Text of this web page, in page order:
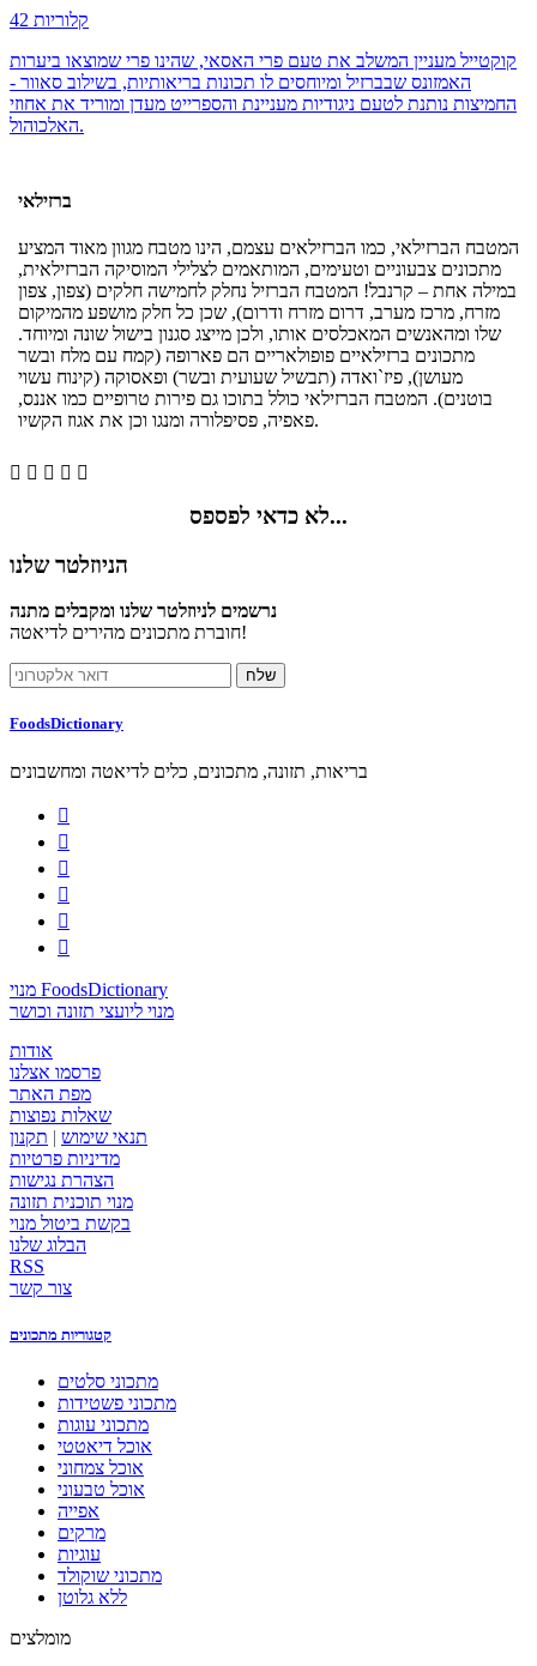
42 קלוריות
קוקטייל מעניין המשלב את טעם פרי האסאי, שהינו פרי שמוצאו ביערות
האמזונס שבברזיל ומיוחסים לו תכונות בריאותיות, בשילוב סאוור -
החמיצות נותנת לטעם ניגודיות מעניינת והספרייט מעדן ומוריד את אחוזי
האלכוהול.
ברזילאי
המטבח הברזילאי, כמו הברזילאים עצמם, הינו מטבח מגוון מאוד המציע
מתכונים צבעוניים וטעימים, המותאמים לצלילי המוסיקה הברזילאית,
במילה אחת – קרנבל! המטבח הברזיל נחלק לחמישה חלקים (צפון, צפון
מזרח, מרכז מערב, דרום מזרח ודרום), שכן כל חלק מושפע מהמיקום
שלו ומהאנשים המאכלסים אותו, ולכן מייצג סגנון בישול שונה ומיוחד.
מתכונים ברזילאיים פופולאריים הם פארופה (קמח עם מלח ובשר
מעושן), פיז`ואדה (תבשיל שעועית ובשר) ופאסוקה (קינוח עשוי
בוטנים). המטבח הברזילאי כולל בתוכו גם פירות טרופיים כמו אננס,
פאפיה, פסיפלורה ומנגו וכן את אגוז הקשיו.
    
לא כדאי לפספס...
הניוזלטר שלנו
נרשמים לניוזלטר שלנו ומקבלים מתנה
חוברת מתכונים מהירים לדיאטה!
FoodsDictionary
בריאות, תזונה, מתכונים, כלים לדיאטה ומחשבונים






מנוי FoodsDictionary
מנוי ליועצי תזונה וכושר
אודות
פרסמו אצלנו
מפת האתר
שאלות נפוצות
תנאי שימוש | תקנון
מדיניות פרטיות
הצהרת נגישות
מנוי תוכנית תזונה
בקשת ביטול מנוי
הבלוג שלנו
RSS
צור קשר
קטגוריות מתכונים
מתכוני סלטים
מתכוני פשטידות
מתכוני עוגות
אוכל דיאטטי
אוכל צמחוני
אוכל טבעוני
אפייה
מרקים
עוגיות
מתכוני שוקולד
ללא גלוטן
מומלצים